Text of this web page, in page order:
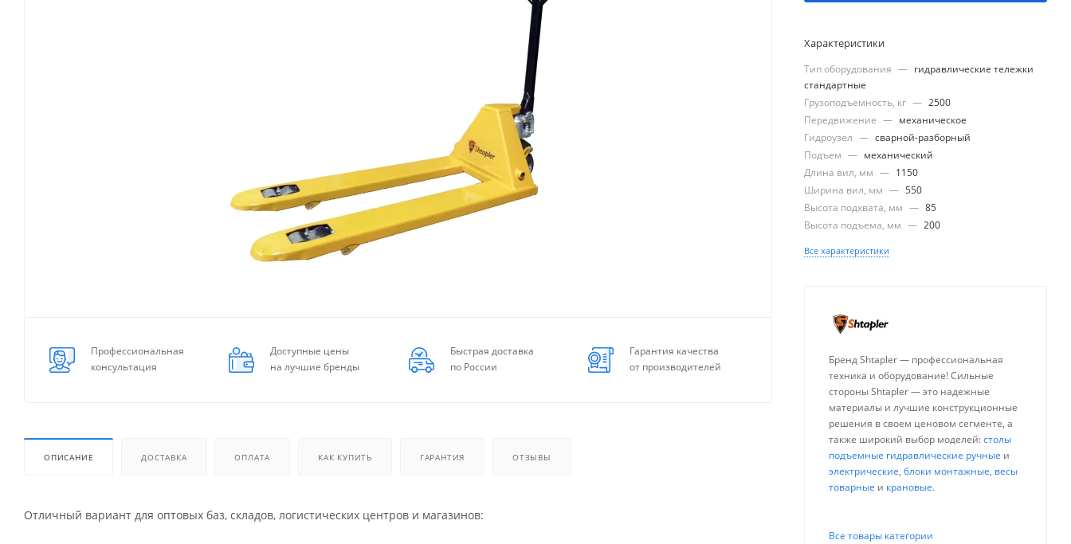
Профессиональная
консультация
Доступные цены
на лучшие бренды
Быстрая доставка
по России
Гарантия качества
от производителей
ОПИСАНИЕ ДОСТАВКА ОПЛАТА КАК КУПИТЬ ГАРАНТИЯ ОТЗЫВЫ
Отличный вариант для оптовых баз, складов, логистических центров и магазинов:
Характеристики
Тип оборудования — гидравлические тележки
стандартные
Грузоподъемность, кг — 2500
Передвижение — механическое
Гидроузел — сварной-разборный
Подъем — механический
Длина вил, мм — 1150
Ширина вил, мм — 550
Высота подхвата, мм — 85
Высота подъема, мм — 200
Все характеристики
Бренд Shtapler — профессиональная
техника и оборудование! Сильные
стороны Shtapler — это надежные
материалы и лучшие конструкционные
решения в своем ценовом сегменте, а
также широкий выбор моделей:столы
подъемные гидравлические ручные и
электрические, блоки монтажные, весы
товарные и крановые.
Все товары категории